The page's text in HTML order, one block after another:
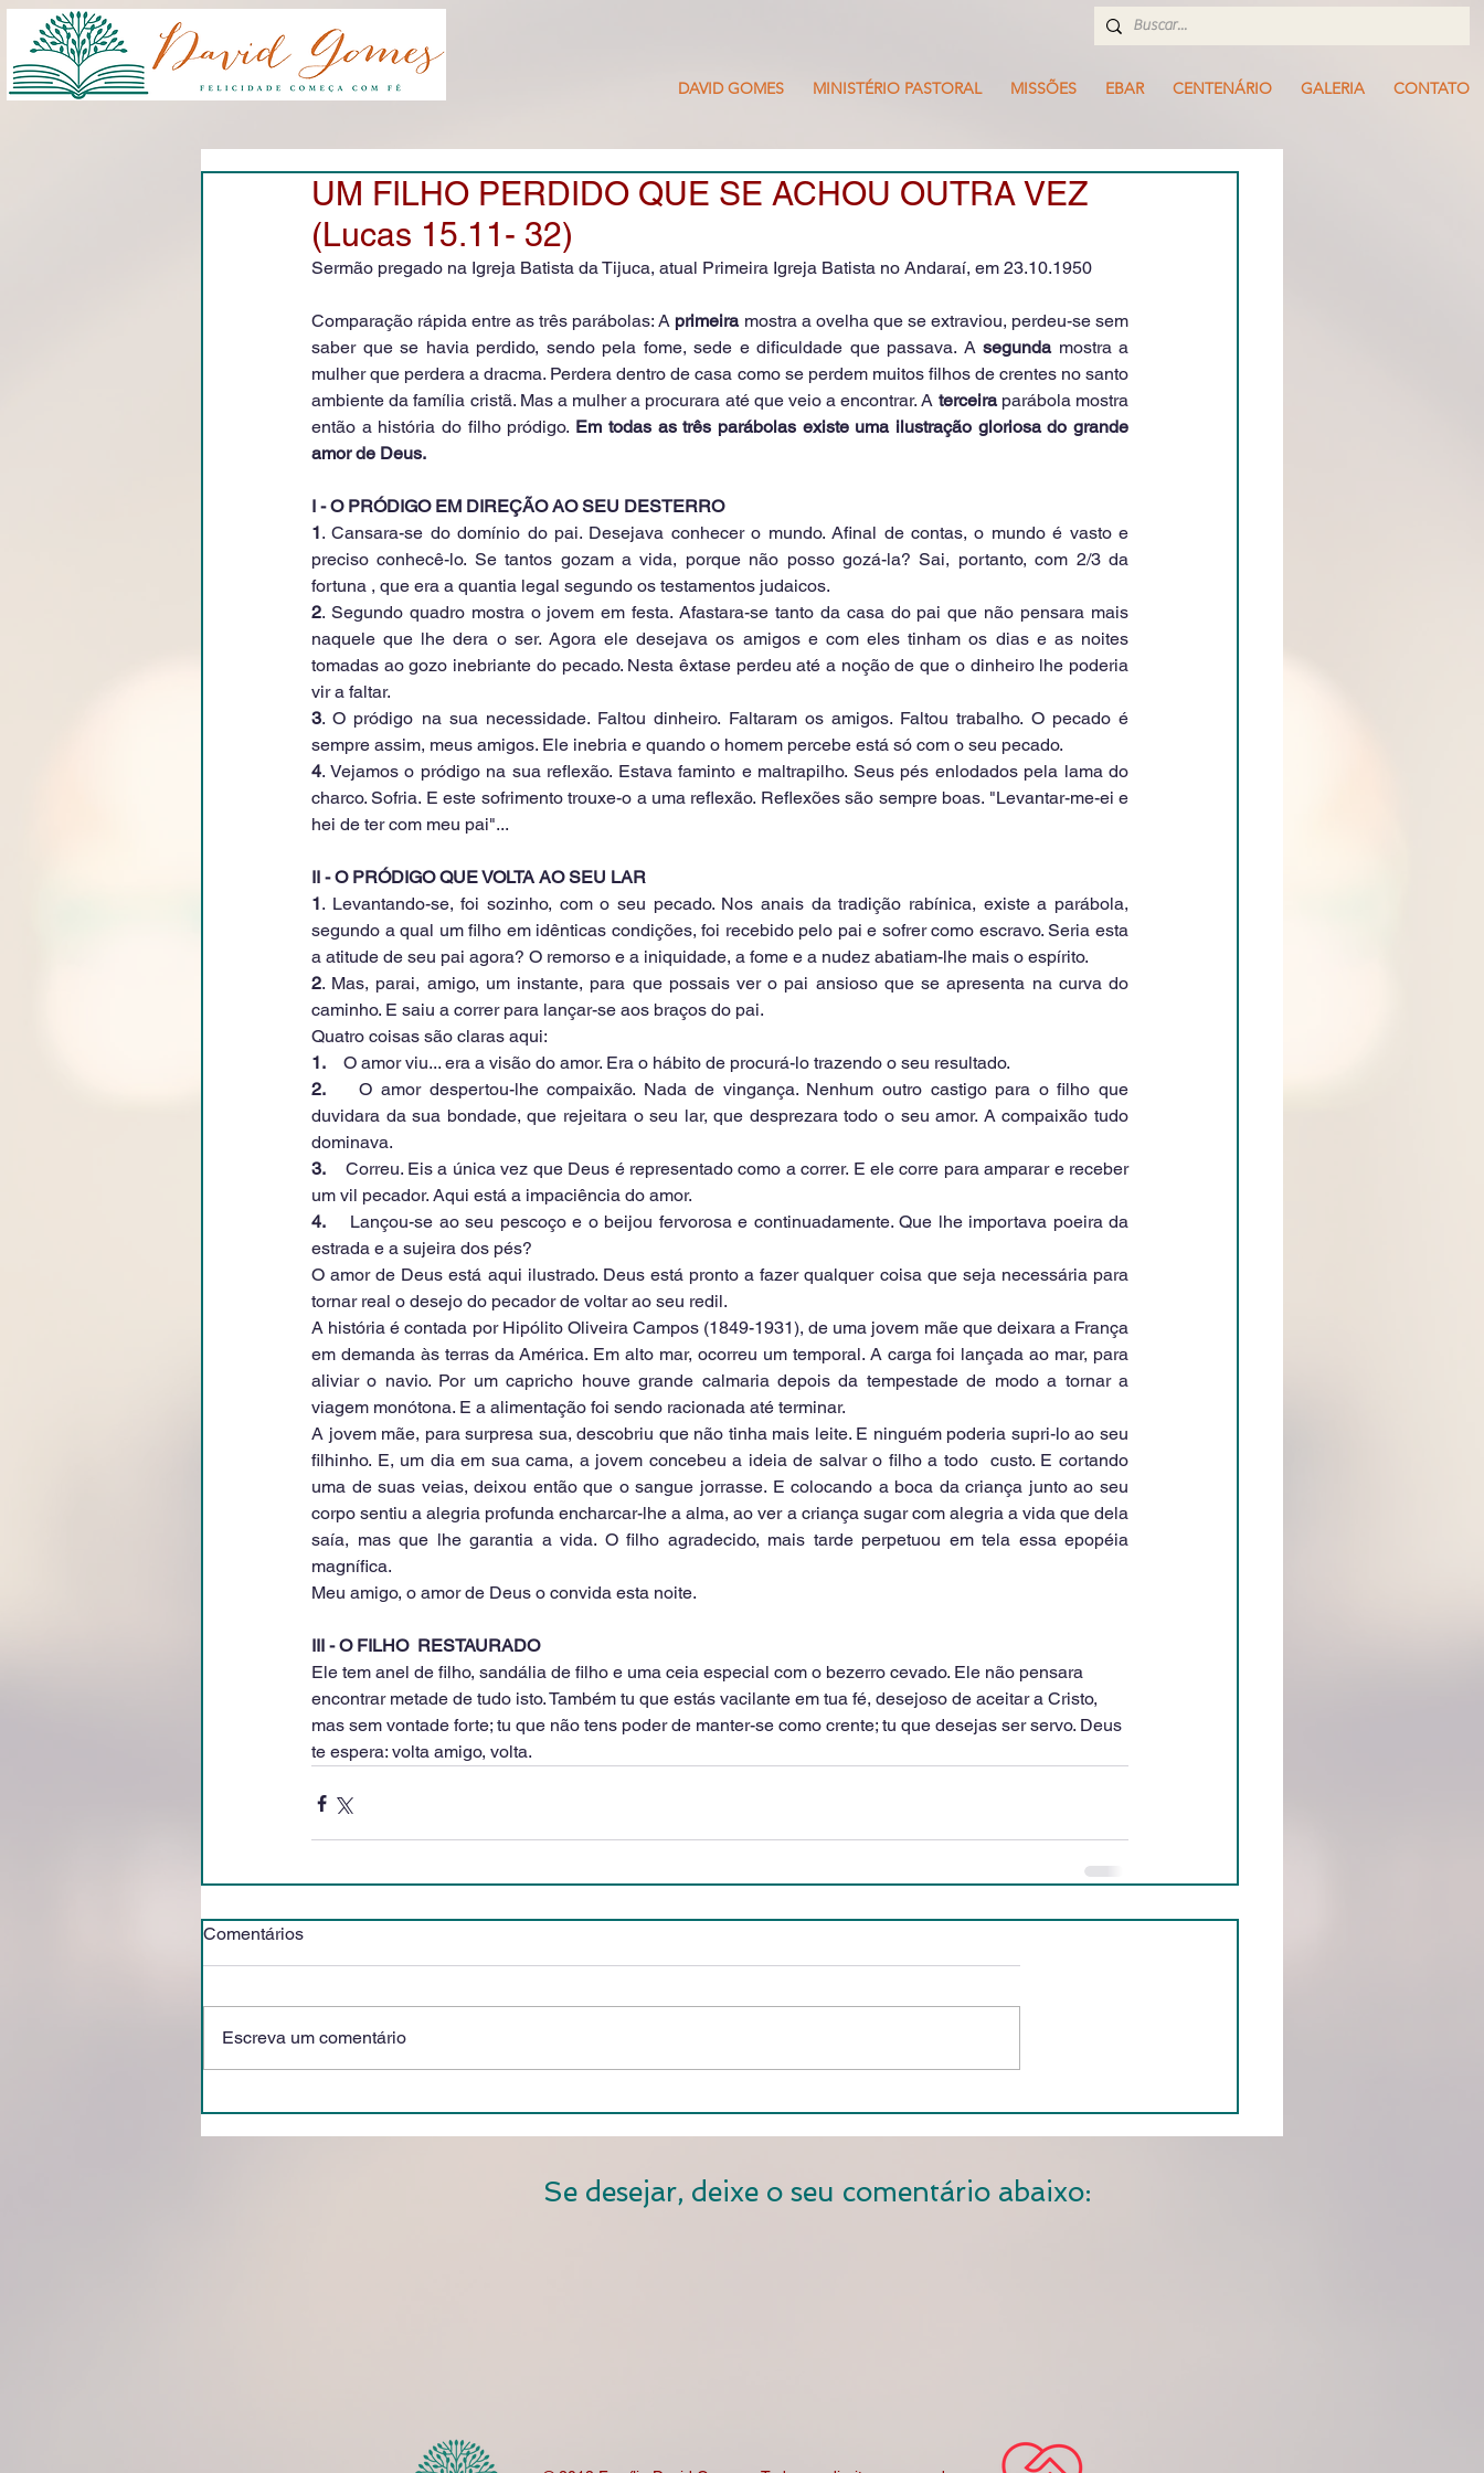
DAVID GOMES MINISTÉRIO PASTORAL MISSÕES EBAR CENTENÁRIO GALERIA CONTATO
UM FILHO PERDIDO QUE SE ACHOU OUTRA VEZ
(Lucas 15.11- 32)
Sermão pregado na Igreja Batista da Tijuca, atual Primeira Igreja Batista no Andaraí, em 23.10.1950
Comparação rápida entre as três parábolas: A primeira mostra a ovelha que se extraviou, perdeu-se sem
saber que se havia perdido, sendo pela fome, sede e dificuldade que passava. A segunda mostra a
mulher que perdera a dracma. Perdera dentro de casa como se perdem muitos filhos de crentes no santo
ambiente da família cristã. Mas a mulher a procurara até que veio a encontrar. A terceira parábola mostra
então a história do filho pródigo. Em todas as três parábolas existe uma ilustração gloriosa do grande
amor de Deus.
I - O PRÓDIGO EM DIREÇÃO AO SEU DESTERRO
1. Cansara-se do domínio do pai. Desejava conhecer o mundo. Afinal de contas, o mundo é vasto e
preciso conhecê-lo. Se tantos gozam a vida, porque não posso gozá-la? Sai, portanto, com 2/3 da
fortuna , que era a quantia legal segundo os testamentos judaicos.
2. Segundo quadro mostra o jovem em festa. Afastara-se tanto da casa do pai que não pensara mais
naquele que lhe dera o ser. Agora ele desejava os amigos e com eles tinham os dias e as noites
tomadas ao gozo inebriante do pecado. Nesta êxtase perdeu até a noção de que o dinheiro lhe poderia
vir a faltar.
3. O pródigo na sua necessidade. Faltou dinheiro. Faltaram os amigos. Faltou trabalho. O pecado é
sempre assim, meus amigos. Ele inebria e quando o homem percebe está só com o seu pecado.
4. Vejamos o pródigo na sua reflexão. Estava faminto e maltrapilho. Seus pés enlodados pela lama do
charco. Sofria. E este sofrimento trouxe-o a uma reflexão. Reflexões são sempre boas. "Levantar-me-ei e
hei de ter com meu pai"...
II - O PRÓDIGO QUE VOLTA AO SEU LAR
1. Levantando-se, foi sozinho, com o seu pecado. Nos anais da tradição rabínica, existe a parábola,
segundo a qual um filho em idênticas condições, foi recebido pelo pai e sofrer como escravo. Seria esta
a atitude de seu pai agora? O remorso e a iniquidade, a fome e a nudez abatiam-lhe mais o espírito.
2. Mas, parai, amigo, um instante, para que possais ver o pai ansioso que se apresenta na curva do
caminho. E saiu a correr para lançar-se aos braços do pai.
Quatro coisas são claras aqui:
1. O amor viu... era a visão do amor. Era o hábito de procurá-lo trazendo o seu resultado.
2. O amor despertou-lhe compaixão. Nada de vingança. Nenhum outro castigo para o filho que
duvidara da sua bondade, que rejeitara o seu lar, que desprezara todo o seu amor. A compaixão tudo
dominava.
3. Correu. Eis a única vez que Deus é representado como a correr. E ele corre para amparar e receber
um vil pecador. Aqui está a impaciência do amor.
4. Lançou-se ao seu pescoço e o beijou fervorosa e continuadamente. Que lhe importava poeira da
estrada e a sujeira dos pés?
O amor de Deus está aqui ilustrado. Deus está pronto a fazer qualquer coisa que seja necessária para
tornar real o desejo do pecador de voltar ao seu redil.
A história é contada por Hipólito Oliveira Campos (1849-1931), de uma jovem mãe que deixara a França
em demanda às terras da América. Em alto mar, ocorreu um temporal. A carga foi lançada ao mar, para
aliviar o navio. Por um capricho houve grande calmaria depois da tempestade de modo a tornar a
viagem monótona. E a alimentação foi sendo racionada até terminar.
A jovem mãe, para surpresa sua, descobriu que não tinha mais leite. E ninguém poderia supri-lo ao seu
filhinho. E, um dia em sua cama, a jovem concebeu a ideia de salvar o filho a todo  custo. E cortando
uma de suas veias, deixou então que o sangue jorrasse. E colocando a boca da criança junto ao seu
corpo sentiu a alegria profunda encharcar-lhe a alma, ao ver a criança sugar com alegria a vida que dela
saía, mas que lhe garantia a vida. O filho agradecido, mais tarde perpetuou em tela essa epopéia
magnífica.
Meu amigo, o amor de Deus o convida esta noite.
III - O FILHO  RESTAURADO
Ele tem anel de filho, sandália de filho e uma ceia especial com o bezerro cevado. Ele não pensara
encontrar metade de tudo isto. Também tu que estás vacilante em tua fé, desejoso de aceitar a Cristo,
mas sem vontade forte; tu que não tens poder de manter-se como crente; tu que desejas ser servo. Deus
te espera: volta amigo, volta.
Comentários
Escreva um comentário
Se desejar, deixe o seu comentário abaixo: